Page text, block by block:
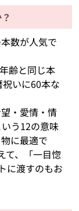
数が人気で
齢と同じ本
いに60本な
・愛情・情
う12の意味
に最適で
て、「一目惚
に渡すのもお